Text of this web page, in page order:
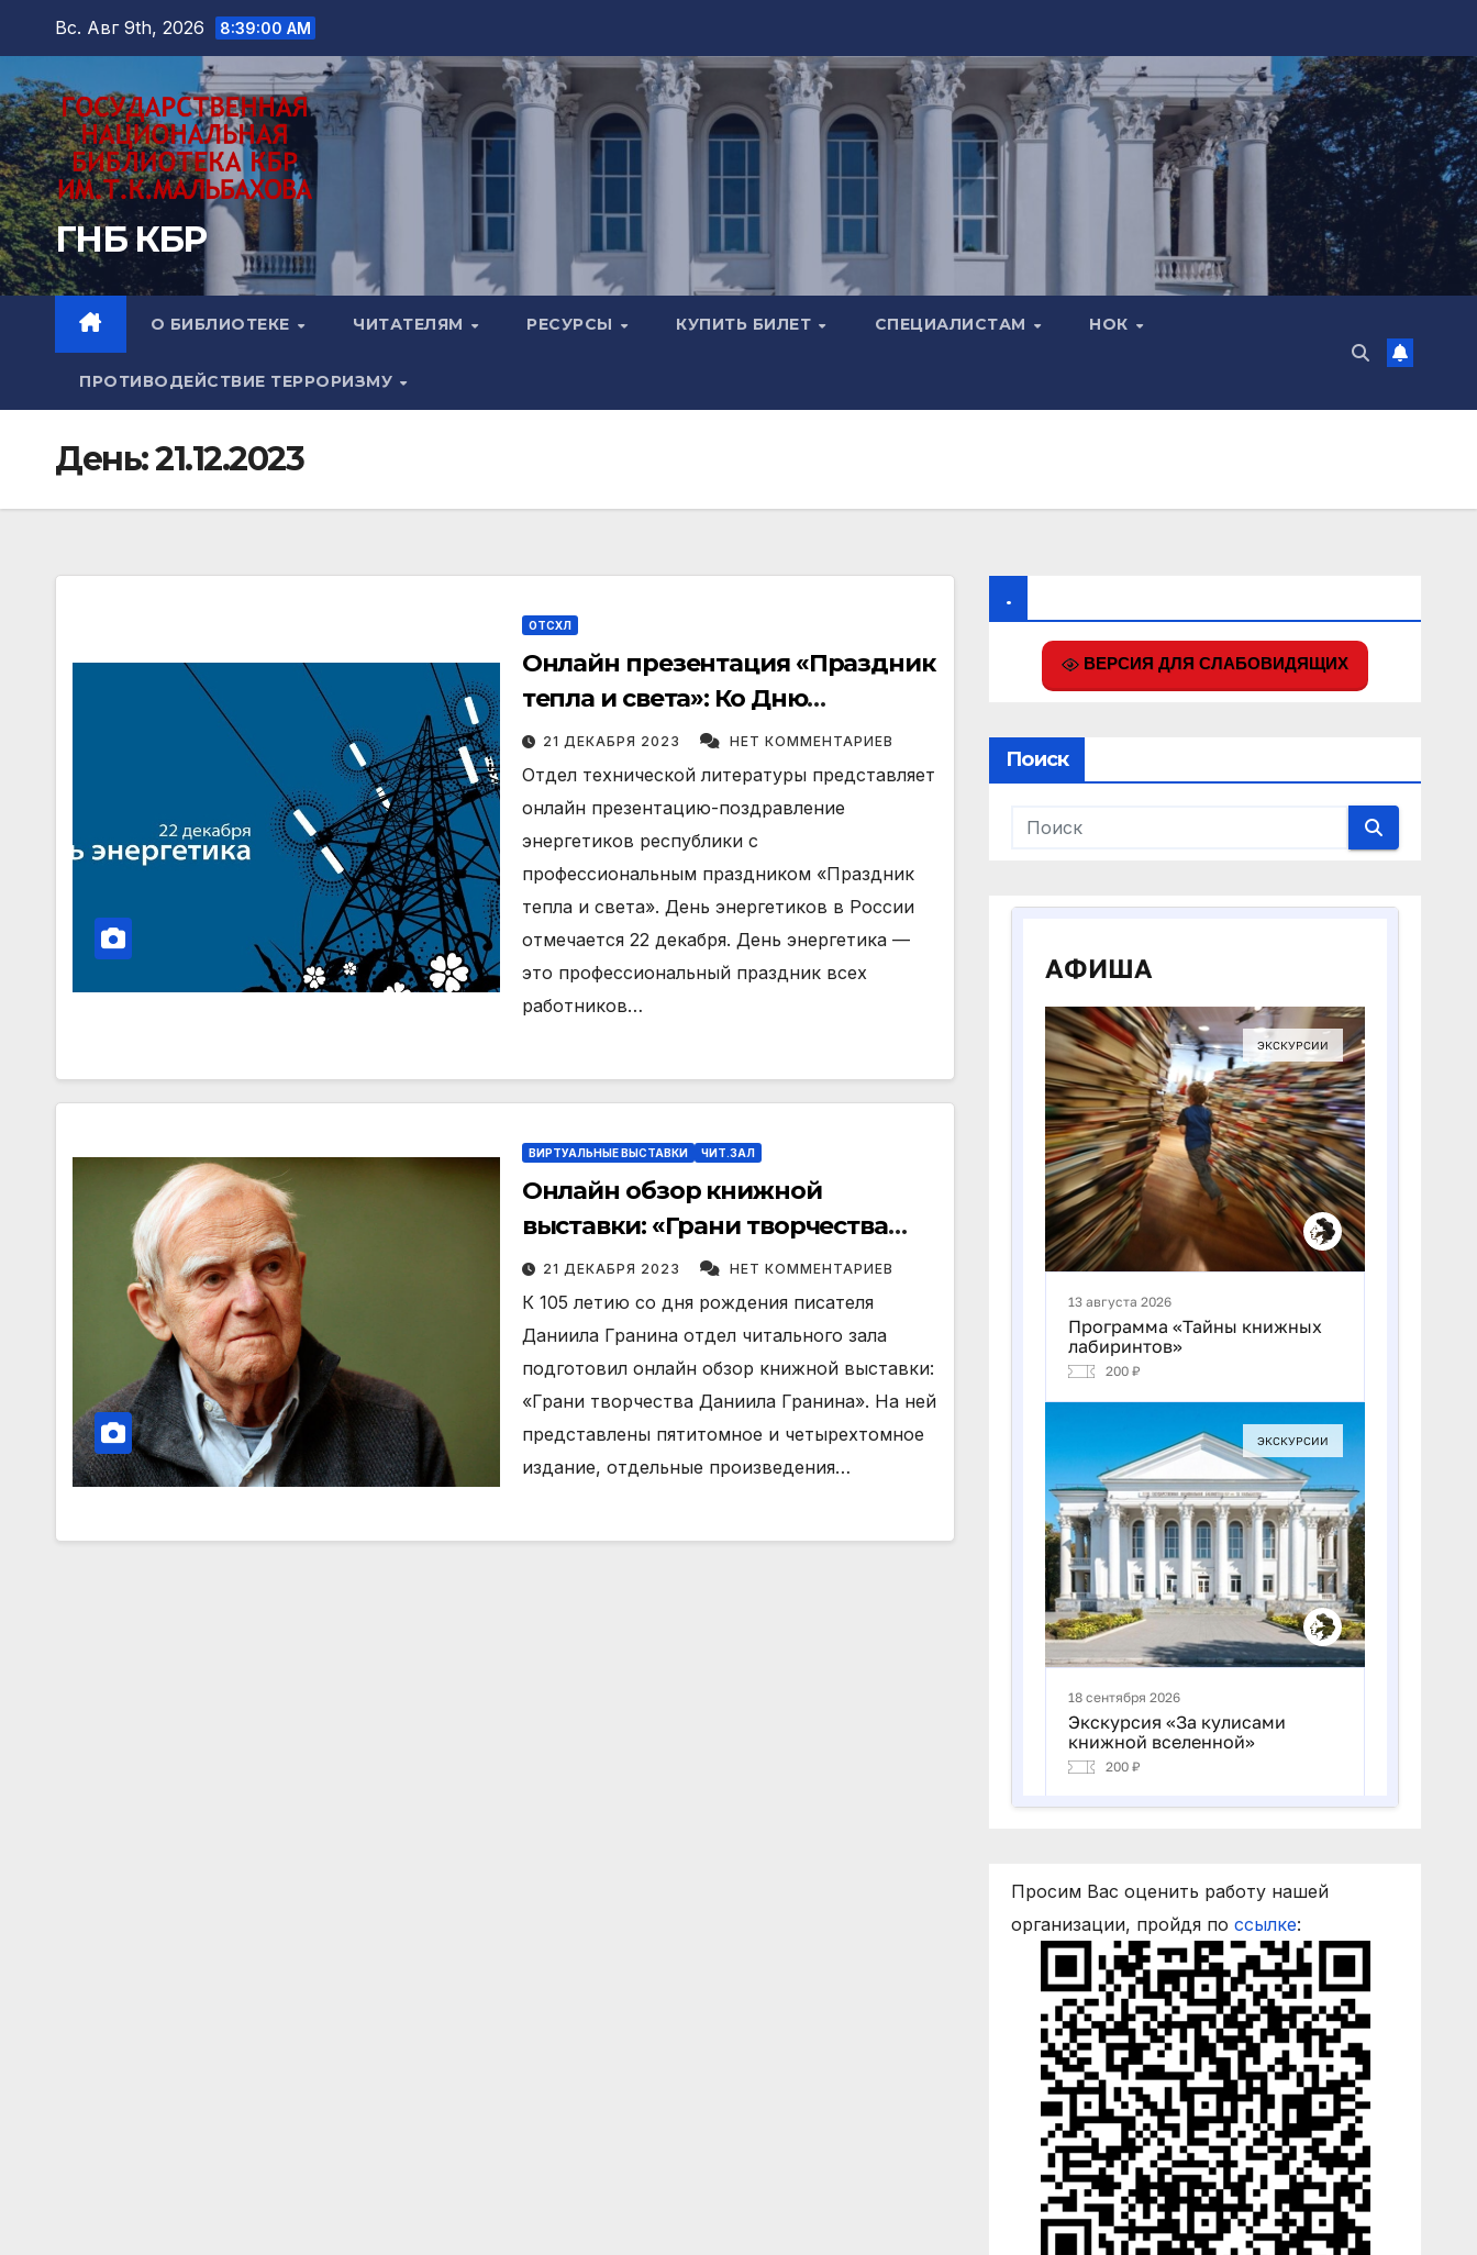
Перейти
содержимому
Вс. Авг 9th, 2026 8:39:01 AM
ГНБ КБР
О БИБЛИОТЕКЕ ЧИТАТЕЛЯМ РЕСУРСЫ КУПИТЬ БИЛЕТ СПЕЦИАЛИСТАМ НОК
ПРОТИВОДЕЙСТВИЕ ТЕРРОРИЗМУ
День:21.12.2023
ОТСХЛ
Онлайн презентация «Праздник
тепла и света»: Ко Дню
энергетика.
21 ДЕКАБРЯ 2023 НЕТ КОММЕНТАРИЕВ
Отдел технической литературы представляет
онлайн презентацию-поздравление
энергетиков республики с
профессиональным праздником «Праздник
тепла и света». День энергетиков в России
отмечается 22 декабря. День энергетика —
это профессиональный праздник всех
работников…
ВИРТУАЛЬНЫЕ ВЫСТАВКИ ЧИТ.ЗАЛ
Онлайн обзор книжной
выставки: «Грани творчества
Даниила Гранина»
21 ДЕКАБРЯ 2023 НЕТ КОММЕНТАРИЕВ
К 105 летию со дня рождения писателя
Даниила Гранина отдел читального зала
подготовил онлайн обзор книжной выставки:
«Грани творчества Даниила Гранина». На ней
представлены пятитомное и четырехтомное
издание, отдельные произведения…
.
ВЕРСИЯ ДЛЯ СЛАБОВИДЯЩИХ
Поиск
Просим Вас оценить работу нашей
организации, пройдя поссылке: